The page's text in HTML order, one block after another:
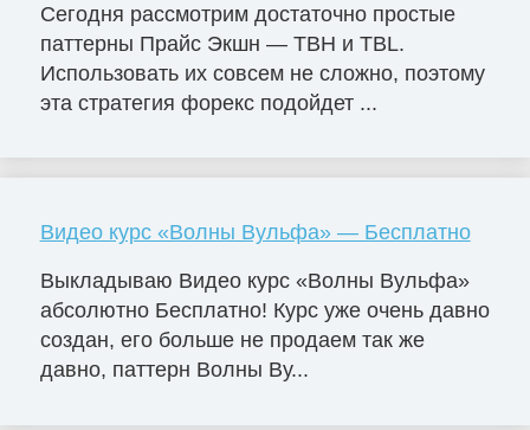
Сегодня рассмотрим достаточно простые
паттерны Прайс Экшн — TBH и TBL.
Использовать их совсем не сложно, поэтому
эта стратегия форекс подойдет ...
Видео курс «Волны Вульфа» — Бесплатно
Выкладываю Видео курс «Волны Вульфа»
абсолютно Бесплатно! Курс уже очень давно
создан, его больше не продаем так же
давно, паттерн Волны Ву...